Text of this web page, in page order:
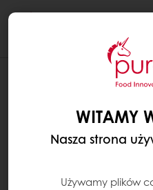
WITAMY
Nasza strona
Używamy plików